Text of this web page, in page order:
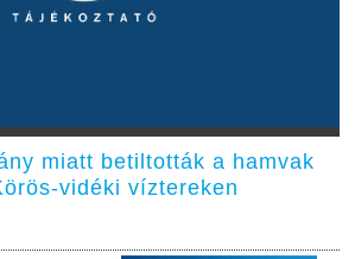
miatt betiltották a hamvak
vidéki víztereken